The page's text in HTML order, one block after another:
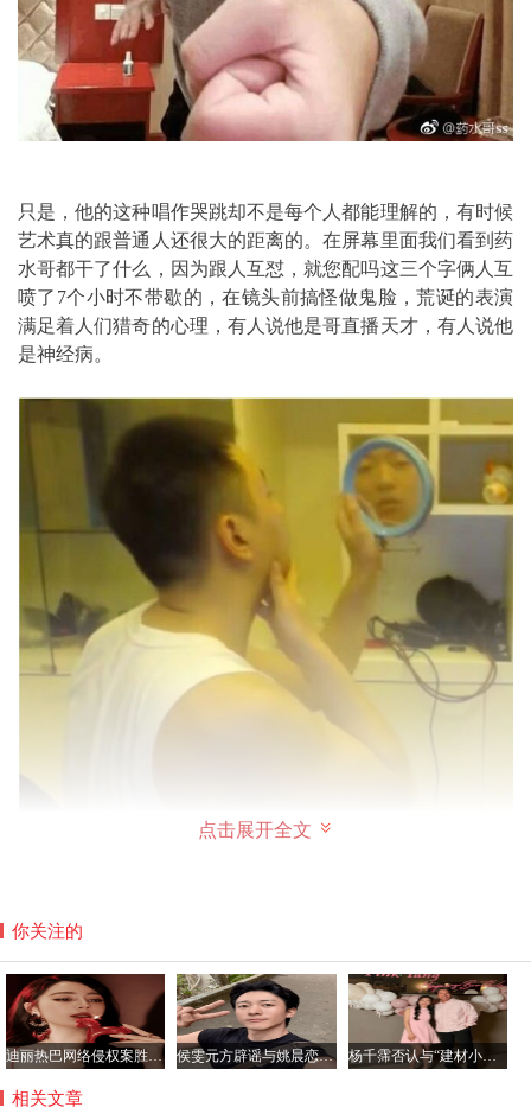
只是，他的这种唱作哭跳却不是每个人都能理解的，有时候
艺术真的跟普通人还很大的距离的。在屏幕里面我们看到药
水哥都干了什么，因为跟人互怼，就您配吗这三个字俩人互
喷了7个小时不带歇的，在镜头前搞怪做鬼脸，荒诞的表演
满足着人们猎奇的心理，有人说他是哥直播天才，有人说他
是神经病。
了知名度，网友和他不过各取所需，没有什么特别的，如果
说他这样的是脑子有病，那我们这些看客可有一个是正常的
了。所以，这只是药水哥推销自己的一种方式，打开知名度
的一种开端，虽然奇怪但可以理解。
点击展开全文
你关注的
迪丽热巴网络侵权案胜诉 获公开道歉及2050元赔偿 侯雯元方辟谣与姚晨恋情传闻：拒绝编造，抵制谣言 杨千霈否认与“建材小开”恋情：只是普通朋友
相关文章